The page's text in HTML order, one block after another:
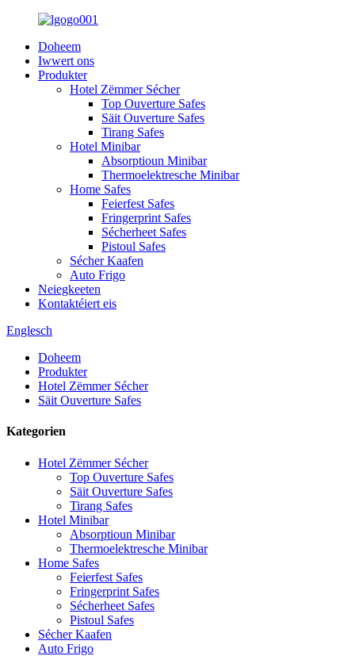
Doheem
Iwwert ons
Produkter
Hotel Zëmmer Sécher
Top Ouverture Safes
Säit Ouverture Safes
Tirang Safes
Hotel Minibar
Absorptioun Minibar
Thermoelektresche Minibar
Home Safes
Feierfest Safes
Fringerprint Safes
Sécherheet Safes
Pistoul Safes
Sécher Kaafen
Auto Frigo
Neiegkeeten
Kontaktéiert eis
Englesch
Doheem
Produkter
Hotel Zëmmer Sécher
Säit Ouverture Safes
Kategorien
Hotel Zëmmer Sécher
Top Ouverture Safes
Säit Ouverture Safes
Tirang Safes
Hotel Minibar
Absorptioun Minibar
Thermoelektresche Minibar
Home Safes
Feierfest Safes
Fringerprint Safes
Sécherheet Safes
Pistoul Safes
Sécher Kaafen
Auto Frigo